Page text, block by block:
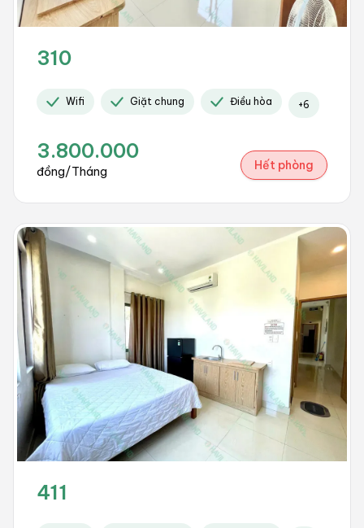
310
Wifi Giặt chung Điều hòa +6
3.800.000
đồng/Tháng Hết phòng
411